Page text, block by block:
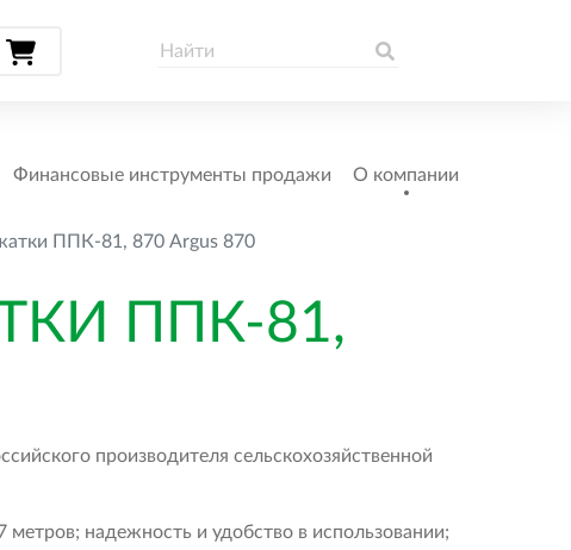
Финансовые инструменты продажи О компании
ППК-81, 870 Argus 870
ППК-81,
производителя сельскохозяйственной
надежность и удобство в использовании;